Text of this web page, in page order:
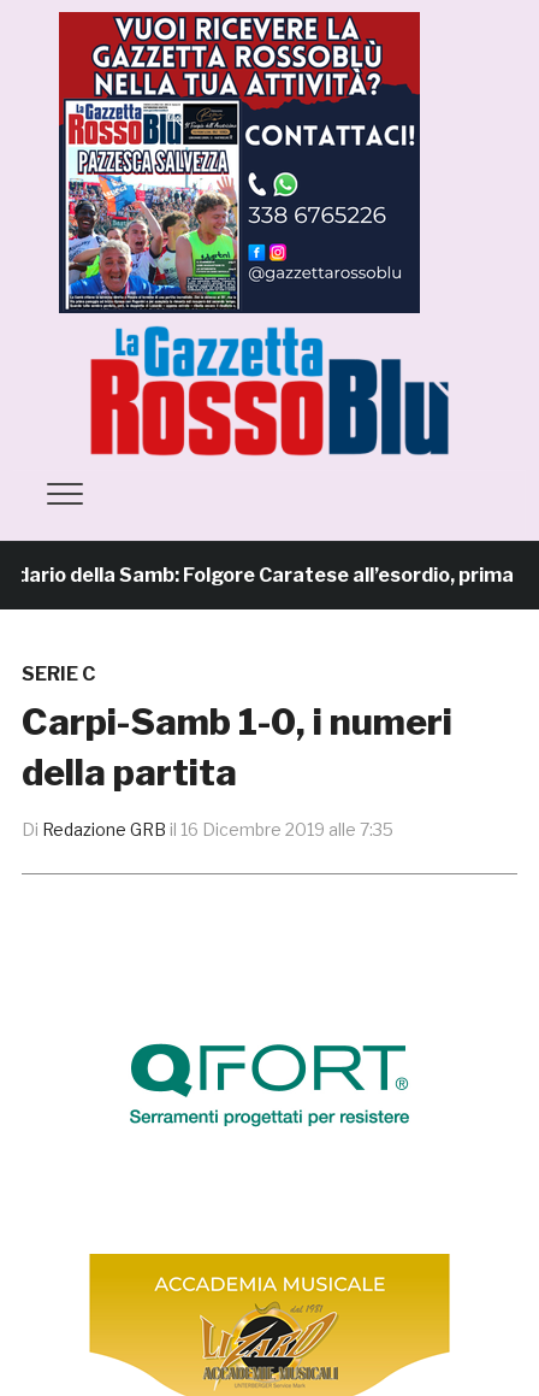
della Samb: Folgore Caratese all’esordio, prima
SERIE C
Carpi-Samb 1-0, i numeri
della partita
Di Redazione GRB il 16 Dicembre 2019 alle 7:35